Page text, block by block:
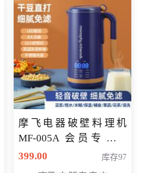
摩飞电器破壁料理机
MF-005A 会员专享价
198元
399.00 库存97